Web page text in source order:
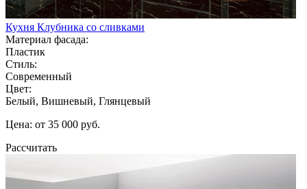
Кухня Клубника со сливками
Материал фасада:
Пластик
Стиль:
Современный
Цвет:
Белый, Вишневый, Глянцевый
Цена: от 35 000 руб.
Рассчитать